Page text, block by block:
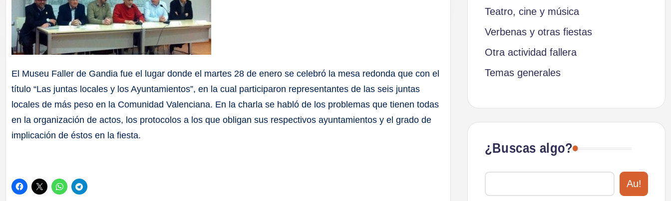
El Museu Faller de Gandia fue el lugar donde el martes 28 de enero se celebró la mesa redonda que con el
título “Las juntas locales y los Ayuntamientos”, en la cual participaron representantes de las seis juntas
locales de más peso en la Comunidad Valenciana. En la charla se habló de los problemas que tienen todas
en la organización de actos, los protocolos a los que obligan sus respectivos ayuntamientos y el grado de
implicación de éstos en la fiesta.
Teatro, cine y música
Verbenas y otras fiestas
Otra actividad fallera
Temas generales
¿Buscas algo?
Au!